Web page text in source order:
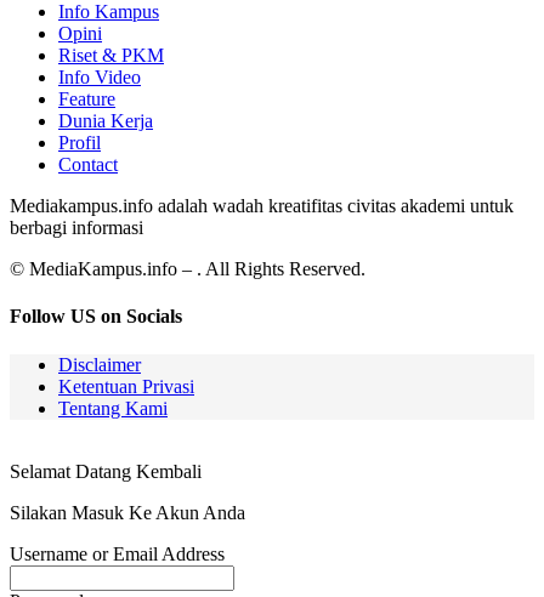
Info Kampus
Opini
Riset & PKM
Info Video
Feature
Dunia Kerja
Profil
Contact
Mediakampus.info adalah wadah kreatifitas civitas akademi untuk
berbagi informasi
© MediaKampus.info – . All Rights Reserved.
Follow US on Socials
Disclaimer
Ketentuan Privasi
Tentang Kami
Selamat Datang Kembali
Silakan Masuk Ke Akun Anda
Username or Email Address